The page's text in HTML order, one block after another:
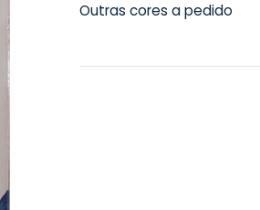
Outras cores a pedido